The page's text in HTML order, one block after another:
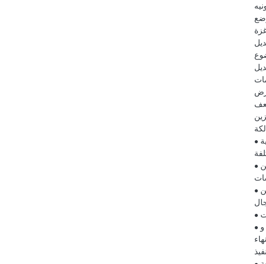
وتبديل
• كشفت الدراسة عن عدم وجود أنشطه طبقت في مجال إعادة التدوير و عملية
• غياب إستراتيجية وطنية لإدارة الإطارات الهالكة أدى إلى قلة وجود تعاون بين
• أظهرت الدراسة أيضاَ أنة لم يتم وضع أي لوائح قانونية محددة لعملية التخلص من
• كما أظهرت الدراسة عدم وجود نظام قاعدة بيانات.
• عدم وجود نظام مراقبة للأنشطة الناتجة عن عملية التخلص من الإطارات الهالكة و